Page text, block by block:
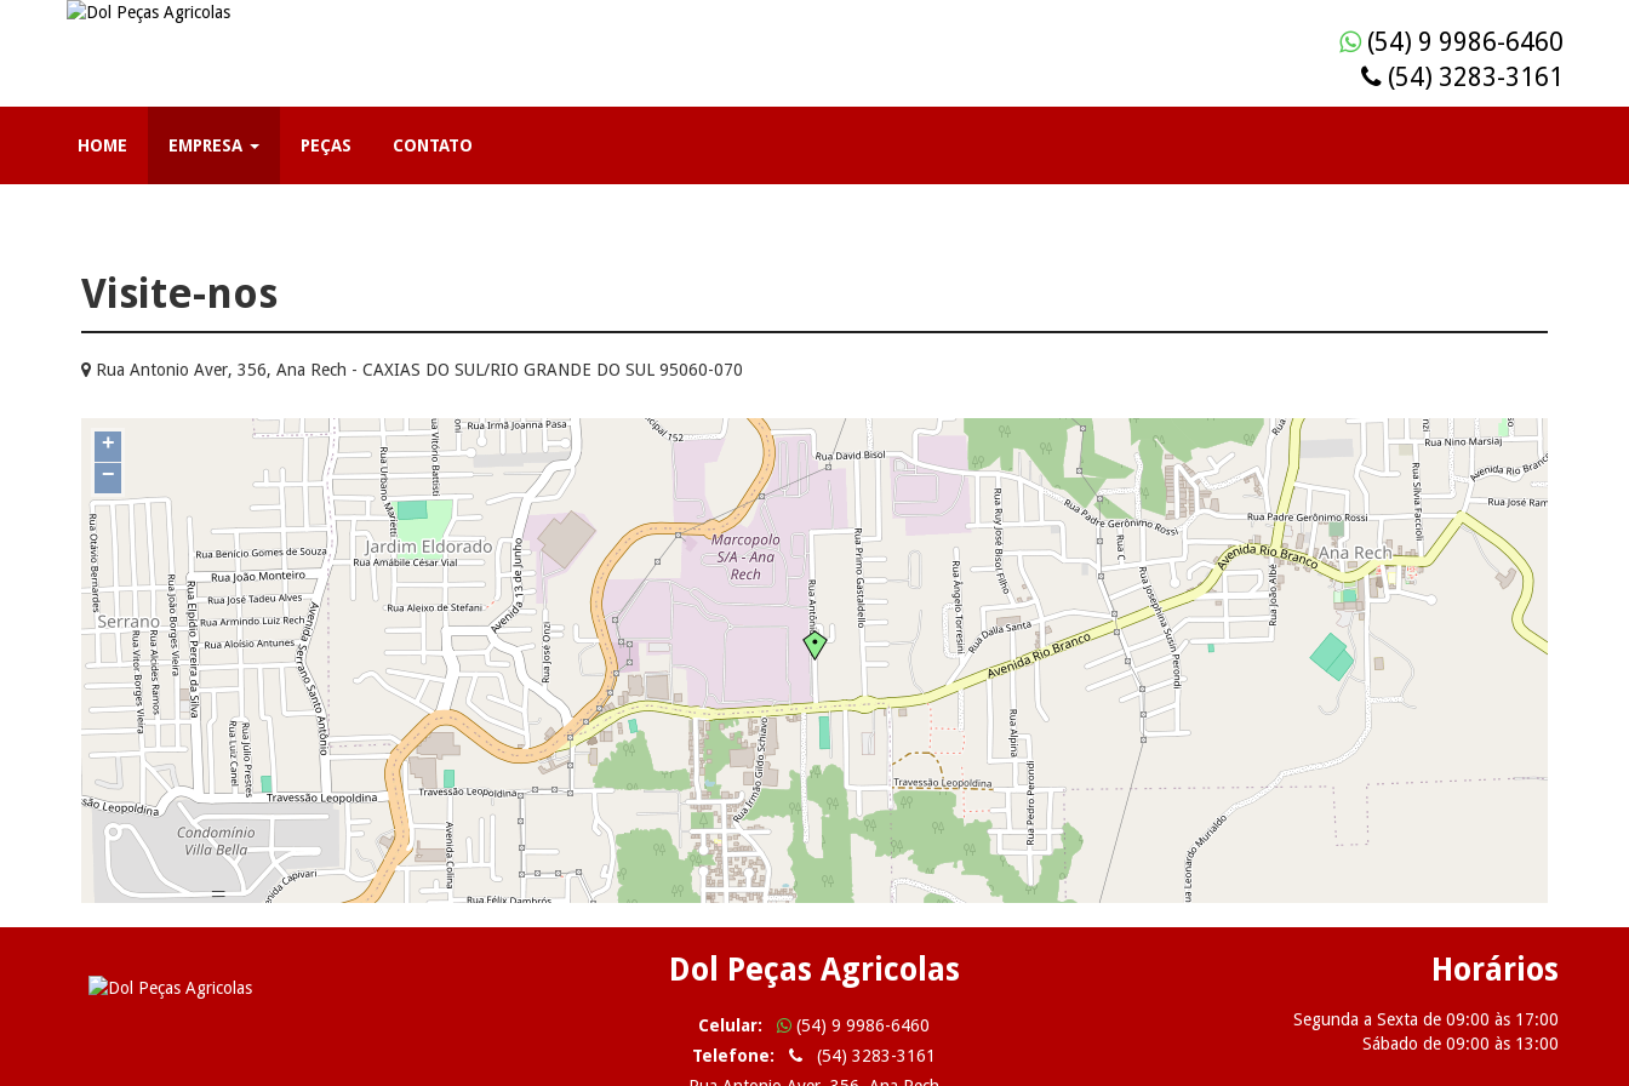
(54) 9 9986-6460
(54) 3283-3161
HOME EMPRESA PEÇAS CONTATO
Visite-nos
Rua Antonio Aver, 356, Ana Rech - CAXIAS DO SUL/RIO GRANDE DO SUL 95060-070
+
−
Dol Peças Agricolas
Celular:
(54) 9 9986-6460
Telefone:
(54) 3283-3161
Horários
Segunda a Sexta de 09:00 às 17:00
Sábado de 09:00 às 13:00